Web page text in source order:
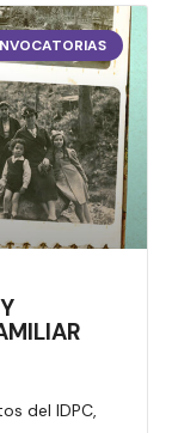
del IDPC,